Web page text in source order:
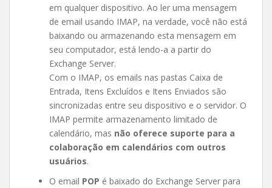
em qualquer dispositivo. Ao ler uma mensagem
de email usando IMAP, na verdade, você não está
baixando ou armazenando esta mensagem em
seu computador, está lendo-a a partir do
Exchange Server.
Com o IMAP, os emails nas pastas Caixa de
Entrada, Itens Excluídos e Itens Enviados são
sincronizadas entre seu dispositivo e o servidor. O
IMAP permite armazenamento limitado de
calendário, mas não oferece suporte para a
colaboração em calendários com outros
usuários.
O email POP é baixado do Exchange Server para